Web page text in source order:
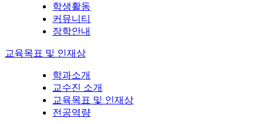
학생활동
커뮤니티
장학안내
교육목표 및 인재상
학과소개
교수진 소개
교육목표 및 인재상
전공역량